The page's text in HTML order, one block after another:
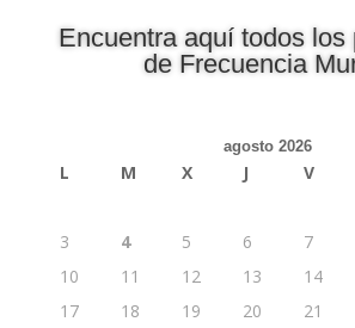
Encuentra aquí todos los
de Frecuencia
agosto 2026
L M X J V
3
4 5 6 7
10
11 12 13 14
17
18 19 20 21